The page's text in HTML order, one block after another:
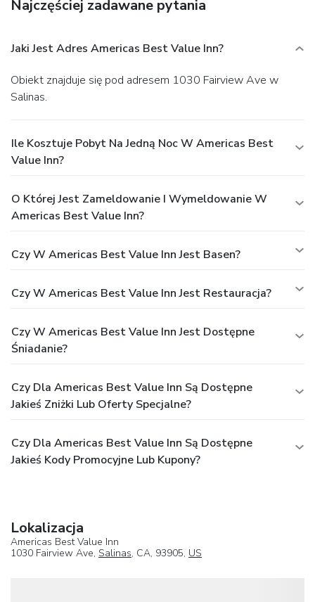
Najczęściej zadawane pytania
Jaki Jest Adres Americas Best Value Inn?
Obiekt znajduje się pod adresem 1030 Fairview Ave w
Salinas.
Ile Kosztuje Pobyt Na Jedną Noc W Americas Best
Value Inn?
O Której Jest Zameldowanie I Wymeldowanie W
Americas Best Value Inn?
Czy W Americas Best Value Inn Jest Basen?
Czy W Americas Best Value Inn Jest Restauracja?
Czy W Americas Best Value Inn Jest Dostępne
Śniadanie?
Czy Dla Americas Best Value Inn Są Dostępne
Jakieś Zniżki Lub Oferty Specjalne?
Czy Dla Americas Best Value Inn Są Dostępne
Jakieś Kody Promocyjne Lub Kupony?
Lokalizacja
Americas Best Value Inn
1030 Fairview Ave, Salinas, CA, 93905, US